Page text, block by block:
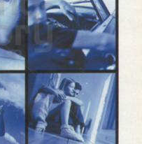
HALL
Hall AG
1995